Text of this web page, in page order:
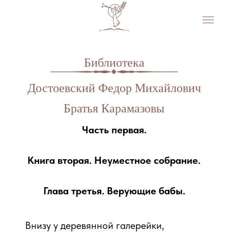
Библиотека
Достоевский Федор Михайлович
Братья Карамазовы
Часть первая.
Книга вторая. Неуместное собрание.
Глава третья. Верующие бабы.
Внизу у деревянной галерейки,